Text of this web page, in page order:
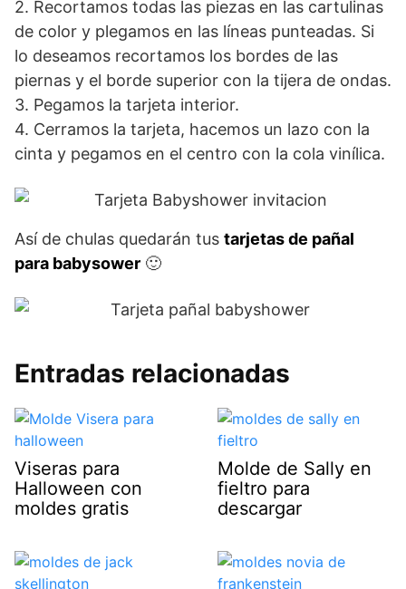
2. Recortamos todas las piezas en las cartulinas
de color y plegamos en las líneas punteadas. Si
lo deseamos recortamos los bordes de las
piernas y el borde superior con la tijera de ondas.
3. Pegamos la tarjeta interior.
4. Cerramos la tarjeta, hacemos un lazo con la
cinta y pegamos en el centro con la cola vinílica.
Así de chulas quedarán tus tarjetas de pañal
para babysower 🙂
Entradas relacionadas
Viseras para
Halloween con
moldes gratis
Molde de Sally en
fieltro para
descargar